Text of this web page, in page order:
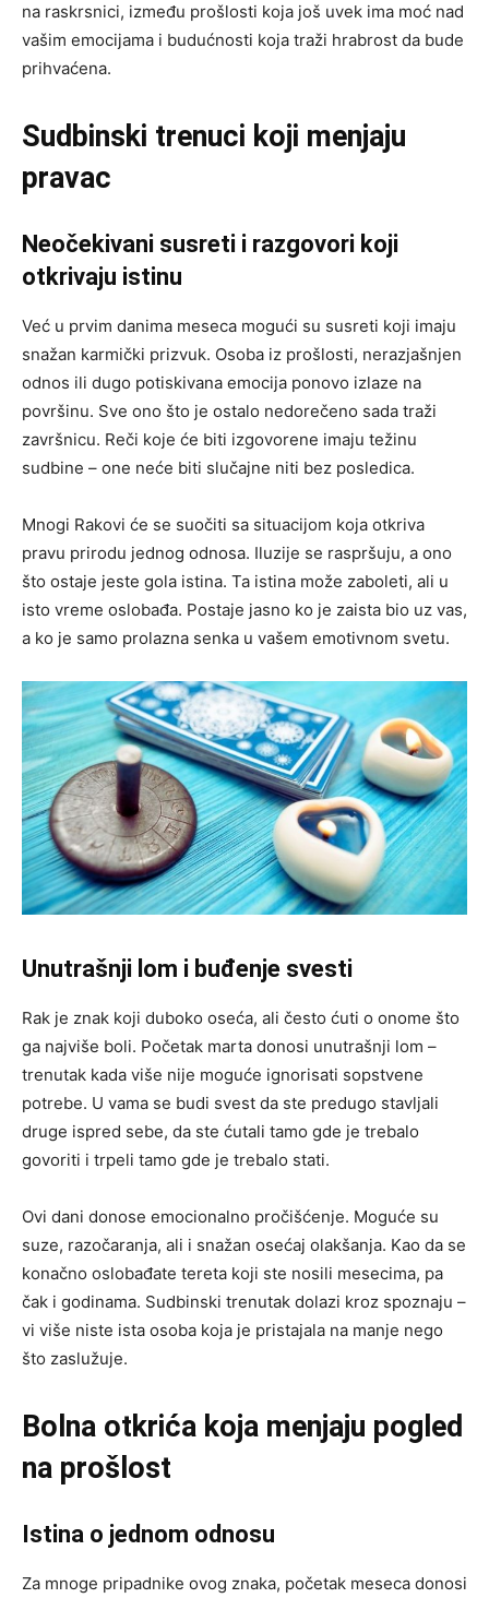
na raskrsnici, između prošlosti koja još uvek ima moć nad
vašim emocijama i budućnosti koja traži hrabrost da bude
prihvaćena.
Sudbinski trenuci koji menjaju
pravac
Neočekivani susreti i razgovori koji
otkrivaju istinu
Već u prvim danima meseca mogući su susreti koji imaju
snažan karmički prizvuk. Osoba iz prošlosti, nerazjašnjen
odnos ili dugo potiskivana emocija ponovo izlaze na
površinu. Sve ono što je ostalo nedorečeno sada traži
završnicu. Reči koje će biti izgovorene imaju težinu
sudbine – one neće biti slučajne niti bez posledica.
Mnogi Rakovi će se suočiti sa situacijom koja otkriva
pravu prirodu jednog odnosa. Iluzije se raspršuju, a ono
što ostaje jeste gola istina. Ta istina može zaboleti, ali u
isto vreme oslobađa. Postaje jasno ko je zaista bio uz vas,
a ko je samo prolazna senka u vašem emotivnom svetu.
Unutrašnji lom i buđenje svesti
Rak je znak koji duboko oseća, ali često ćuti o onome što
ga najviše boli. Početak marta donosi unutrašnji lom –
trenutak kada više nije moguće ignorisati sopstvene
potrebe. U vama se budi svest da ste predugo stavljali
druge ispred sebe, da ste ćutali tamo gde je trebalo
govoriti i trpeli tamo gde je trebalo stati.
Ovi dani donose emocionalno pročišćenje. Moguće su
suze, razočaranja, ali i snažan osećaj olakšanja. Kao da se
konačno oslobađate tereta koji ste nosili mesecima, pa
čak i godinama. Sudbinski trenutak dolazi kroz spoznaju –
vi više niste ista osoba koja je pristajala na manje nego
što zaslužuje.
Bolna otkrića koja menjaju pogled
na prošlost
Istina o jednom odnosu
Za mnoge pripadnike ovog znaka, početak meseca donosi